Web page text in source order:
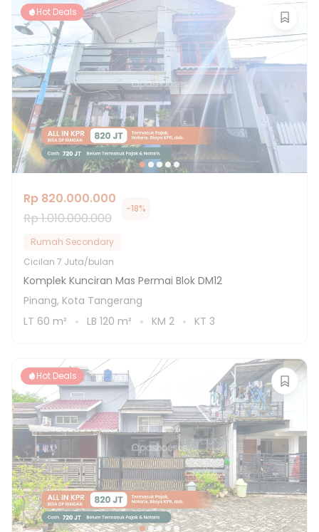
Hot Deals
Rp 820.000.000
Rp 1.010.000.000
-18%
Rumah Secondary
Cicilan 7 Juta/bulan
Komplek Kunciran Mas Permai Blok DM12
Pinang, Kota Tangerang
LT 60 m² LB 120 m² KM 2 KT 3
Hot Deals